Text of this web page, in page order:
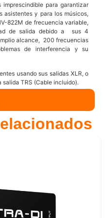
para garantizar
asistentes y para los músicos,
822M de frecuencia variable,
de salida debido a sus 4
alcance, 200 frecuencias
de interferencia y su
usando sus salidas XLR, o
TRS (Cable incluido).